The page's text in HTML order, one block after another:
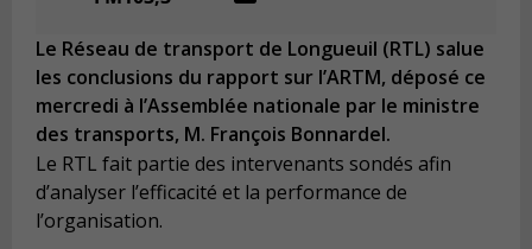
Le Réseau de transport de Longueuil (RTL) salue
les conclusions du rapport sur l’ARTM, déposé ce
mercredi à l’Assemblée nationale par le ministre
des transports, M. François Bonnardel.
Le RTL fait partie des intervenants sondés afin
d’analyser l’efficacité et la performance de
l’organisation.